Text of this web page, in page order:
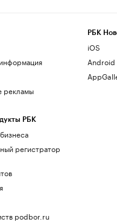
рекламы
РБК
регистратор
podbor.ru
РБК
iOS
Android